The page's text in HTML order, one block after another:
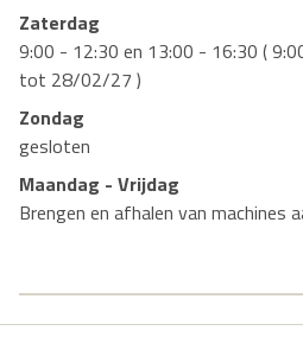
Zaterdag
9:00 - 12:30 en 13:00 - 16:30 (
tot 28/02/27 )
Zondag
gesloten
Maandag - Vrijdag
Brengen en afhalen van machines